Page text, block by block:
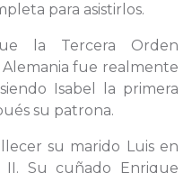
para asistirlos.
la Tercera Orden
fue realmente
Isabel la primera
su patrona.
su marido Luis en
Su cuñado Enrique